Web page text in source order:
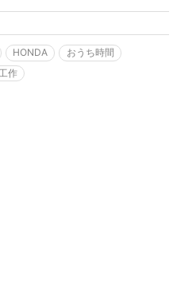
HONDA
おうち時間
作